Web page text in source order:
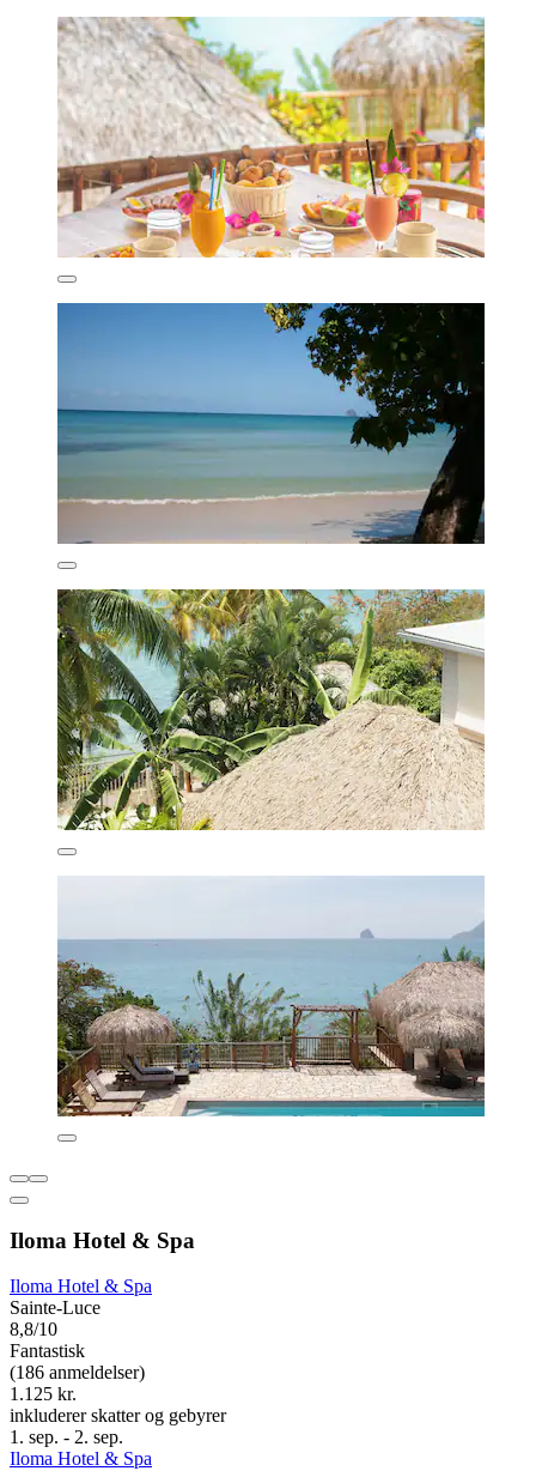
Iloma Hotel & Spa
Iloma Hotel & Spa
Sainte-Luce
8,8/10
Fantastisk
(186 anmeldelser)
1.125 kr.
inkluderer skatter og gebyrer
1. sep. - 2. sep.
Iloma Hotel & Spa